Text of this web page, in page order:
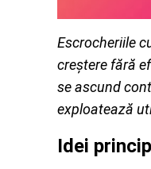
Escrocheriile
creștere fără
se ascund
exploatează
Idei